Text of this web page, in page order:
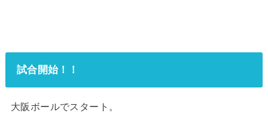
試合開始！！
大阪ボールでスタート。